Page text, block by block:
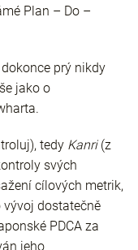
Plan – Do –
prý nikdy
jako o
tedy Kanri(z
svých
cílových metrik,
dostatečně
PDCA za
jeho